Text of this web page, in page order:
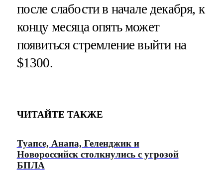
после слабости в начале декабря, к
концу месяца опять может
появиться стремление выйти на
$1300.
ЧИТАЙТЕ ТАКЖЕ
Туапсе, Анапа, Геленджик и
Новороссийск столкнулись с угрозой
БПЛА